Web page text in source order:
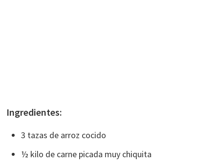
Ingredientes:
3 tazas de arroz cocido
½ kilo de carne picada muy chiquita